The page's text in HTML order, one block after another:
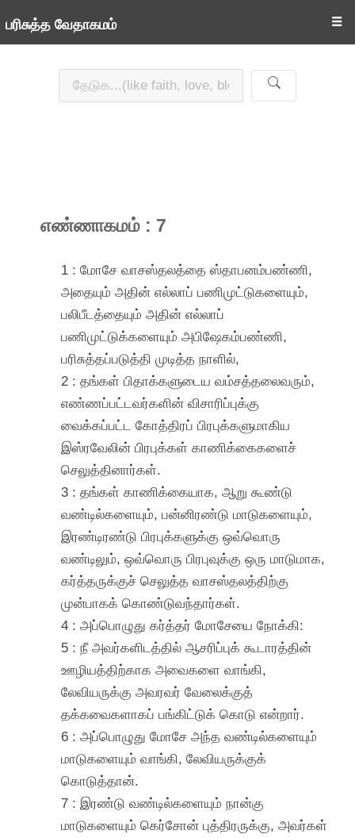
பரிசுத்த வேதாகமம் ☰
எண்ணாகமம் : 7
1 : மோசே வாசஸ்தலத்தை ஸ்தாபனம்பண்ணி,
அதையும் அதின் எல்லாப் பணிமுட்டுகளையும்,
பலிபீடத்தையும் அதின் எல்லாப்
பணிமுட்டுக்களையும் அபிஷேகம்பண்ணி,
பரிசுத்தப்படுத்தி முடித்த நாளில்,
2 : தங்கள் பிதாக்களுடைய வம்சத்தலைவரும்,
எண்ணப்பட்டவர்களின் விசாரிப்புக்கு
வைக்கப்பட்ட கோத்திரப் பிரபுக்களுமாகிய
இஸ்ரவேலின் பிரபுக்கள் காணிக்கைகளைச்
செலுத்தினார்கள்.
3 : தங்கள் காணிக்கையாக, ஆறு கூண்டு
வண்டில்களையும், பன்னிரண்டு மாடுகளையும்,
இரண்டிரண்டு பிரபுக்களுக்கு ஒவ்வொரு
வண்டிலும், ஒவ்வொரு பிரபுவுக்கு ஒரு மாடுமாக,
கர்த்தருக்குச் செலுத்த வாசஸ்தலத்திற்கு
முன்பாகக் கொண்டுவந்தார்கள்.
4 : அப்பொழுது கர்த்தர் மோசேயை நோக்கி:
5 : நீ அவர்களிடத்தில் ஆசரிப்புக் கூடாரத்தின்
ஊழியத்திற்காக அவைகளை வாங்கி,
லேவியருக்கு அவரவர் வேலைக்குத்
தக்கவைகளாகப் பங்கிட்டுக் கொடு என்றார்.
6 : அப்பொழுது மோசே அந்த வண்டில்களையும்
மாடுகளையும் வாங்கி, லேவியருக்குக்
கொடுத்தான்.
7 : இரண்டு வண்டில்களையும் நான்கு
மாடுகளையும் கெர்சோன் புத்திரருக்கு, அவர்கள்